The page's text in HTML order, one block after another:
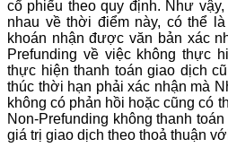
cổ phiếu theo quy định. Như
nhau về thời điểm này, có thể
khoán nhận được văn bản xác
Prefunding về việc không thực
thực hiện thanh toán giao dịch
thúc thời hạn phải xác nhận mà
không có phản hồi hoặc cũng có
Non-Prefunding không thanh
giá trị giao dịch theo thoả thuận